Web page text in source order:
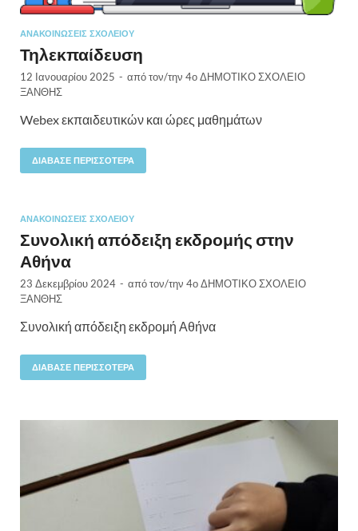
ΑΝΑΚΟΙΝΏΣΕΙΣ ΣΧΟΛΕΊΟΥ
Τηλεκπαίδευση
12 Ιανουαρίου 2025 - από τον/την 4ο ΔΗΜΟΤΙΚΟ ΣΧΟΛΕΙΟ
ΞΑΝΘΗΣ
Webex εκπαιδευτικών και ώρες μαθημάτων
ΔΙΆΒΑΣΕ ΠΕΡΙΣΣΌΤΕΡΑ
ΑΝΑΚΟΙΝΏΣΕΙΣ ΣΧΟΛΕΊΟΥ
Συνολική απόδειξη εκδρομής στην
Αθήνα
23 Δεκεμβρίου 2024 - από τον/την 4ο ΔΗΜΟΤΙΚΟ ΣΧΟΛΕΙΟ
ΞΑΝΘΗΣ
Συνολική απόδειξη εκδρομή Αθήνα
ΔΙΆΒΑΣΕ ΠΕΡΙΣΣΌΤΕΡΑ